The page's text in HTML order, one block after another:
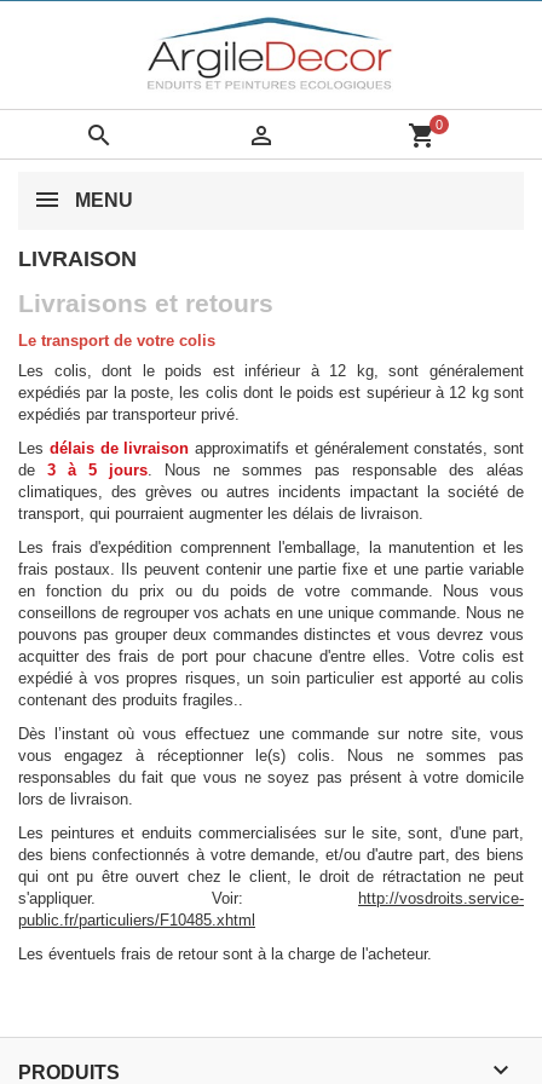
  shopping_cart0
MENU
LIVRAISON
Livraisons et retours
Le transport de votre colis
Les colis, dont le poids est inférieur à 12 kg, sont généralement
expédiés par la poste, les colis dont le poids est supérieur à 12 kg sont
expédiés par transporteur privé.
Les délais de livraison approximatifs et généralement constatés, sont
de 3 à 5 jours. Nous ne sommes pas responsable des aléas
climatiques, des grèves ou autres incidents impactant la société de
transport, qui pourraient augmenter les délais de livraison.
Les frais d'expédition comprennent l'emballage, la manutention et les
frais postaux. Ils peuvent contenir une partie fixe et une partie variable
en fonction du prix ou du poids de votre commande. Nous vous
conseillons de regrouper vos achats en une unique commande. Nous ne
pouvons pas grouper deux commandes distinctes et vous devrez vous
acquitter des frais de port pour chacune d'entre elles. Votre colis est
expédié à vos propres risques, un soin particulier est apporté au colis
contenant des produits fragiles..
Dès l’instant où vous effectuez une commande sur notre site, vous
vous engagez à réceptionner le(s) colis. Nous ne sommes pas
responsables du fait que vous ne soyez pas présent à votre domicile
lors de livraison.
Les peintures et enduits commercialisées sur le site, sont, d'une part,
des biens confectionnés à votre demande, et/ou d'autre part, des biens
qui ont pu être ouvert chez le client, le droit de rétractation ne peut
s'appliquer. Voir:
http://vosdroits.service-
public.fr/particuliers/F10485.xhtml
Les éventuels frais de retour sont à la charge de l'acheteur.
PRODUITS 